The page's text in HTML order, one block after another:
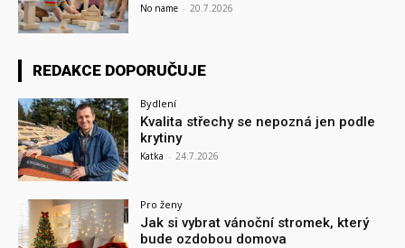
No name - 20.7.2026
REDAKCE DOPORUČUJE
Bydlení
Kvalita střechy se nepozná jen podle
krytiny
Katka - 24.7.2026
Pro ženy
Jak si vybrat vánoční stromek, který
bude ozdobou domova